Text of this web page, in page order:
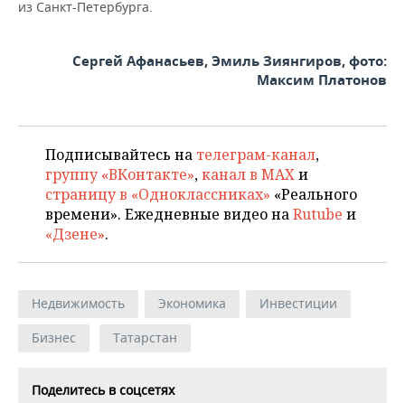
из Санкт-Петербурга.
Сергей Афанасьев, Эмиль Зиянгиров, фото:
Максим Платонов
Подписывайтесь на телеграм-канал,
группу «ВКонтакте»,канал в MAXи
страницу в «Одноклассниках» «Реального
времени». Ежедневные видео наRutube и
«Дзене».
Недвижимость Экономика
Инвестиции
Бизнес
Татарстан
Поделитесь в соцсетях